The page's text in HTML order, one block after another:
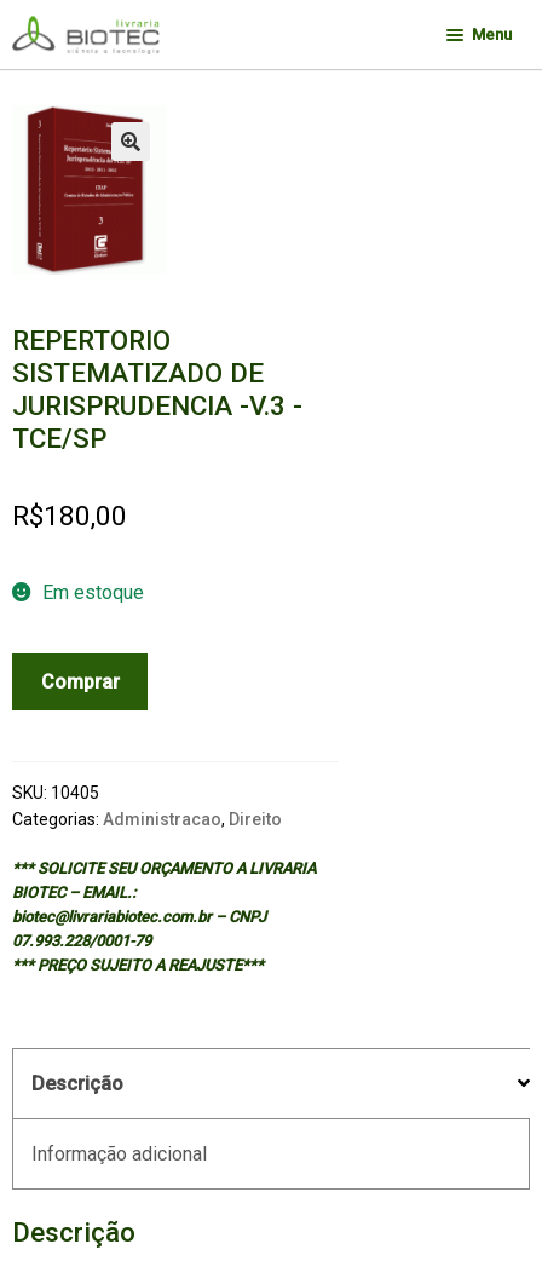
Pular
para
navegação
Pular
para
o
conteúdo
Menu
🔍
REPERTORIO
SISTEMATIZADO DE
JURISPRUDENCIA -V.3 -
TCE/SP
R$180,00
Em estoque
REPERTORIO
SISTEMATIZADO
-
V.3
TCE/SP
quantidade
Comprar
SKU: 10405
Categorias: Administracao, Direito
*** SOLICITE SEU ORÇAMENTO A LIVRARIA
BIOTEC – EMAIL.:
biotec@livrariabiotec.com.br – CNPJ
07.993.228/0001-79
*** PREÇO SUJEITO A REAJUSTE***
Descrição
Informação adicional
Descrição